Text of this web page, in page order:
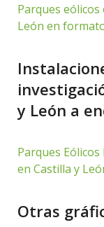
Parques
León en
y León a
Parques
en Castilla y
Otras